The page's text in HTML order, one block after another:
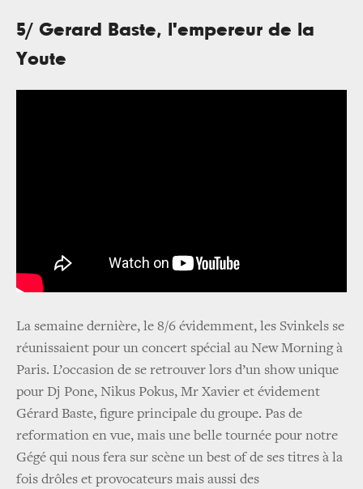
5/ Gerard Baste, l'empereur de la
Youte
La semaine dernière, le 8/6 évidemment, les Svinkels se
réunissaient pour un concert spécial au New Morning à
Paris. L’occasion de se retrouver lors d’un show unique
pour Dj Pone, Nikus Pokus, Mr Xavier et évidement
Gérard Baste, figure principale du groupe. Pas de
reformation en vue, mais une belle tournée pour notre
Gégé qui nous fera sur scène un best of de ses titres à la
fois drôles et provocateurs mais aussi des